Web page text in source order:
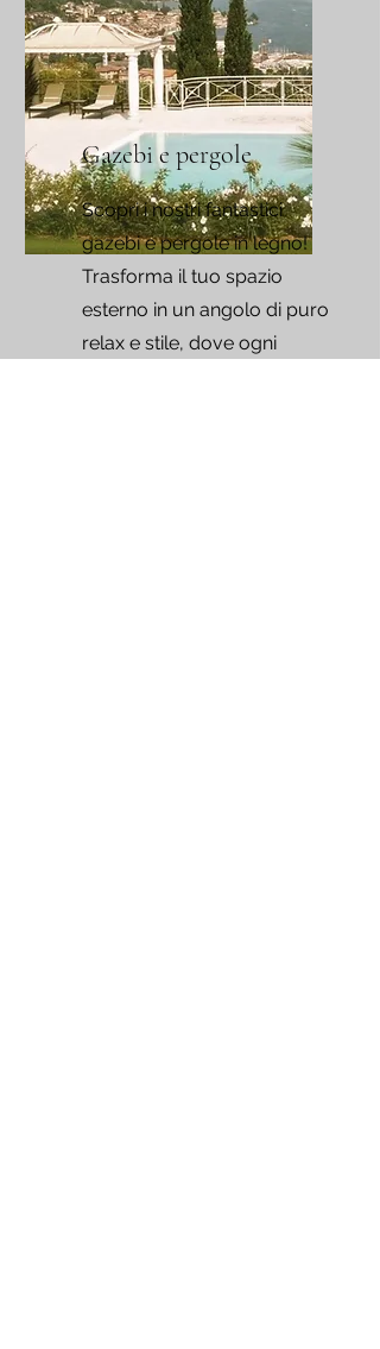
Gazebi e pergole
Scopri i nostri fantastici
gazebi e pergole in legno!
Trasforma il tuo spazio
esterno in un angolo di puro
relax e stile, dove ogni